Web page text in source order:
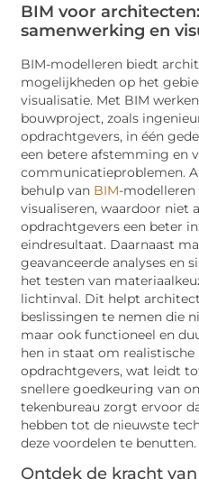
BIM voor
samenwerking en
BIM-modelleren biedt
mogelijkheden op het
visualisatie. Met BIM
bouwproject, zoals
opdrachtgevers, in één
een betere afstemming en
communicatieproblemen.
behulp van BIM-
visualiseren, waardoor niet
opdrachtgevers een beter
eindresultaat. Daarnaast
geavanceerde analyses en
het testen van
lichtinval. Dit helpt
beslissingen te nemen die
maar ook functioneel en
hen in staat om
opdrachtgevers, wat leidt
snellere goedkeuring van
tekenbureau zorgt ervoor
hebben tot de nieuwste
deze voordelen te benutten.
Ontdek de kracht